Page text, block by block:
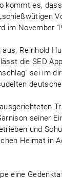
kommt es,
im November
Reinhold
die SED
sei im
seiner
und
Heimat in
eine